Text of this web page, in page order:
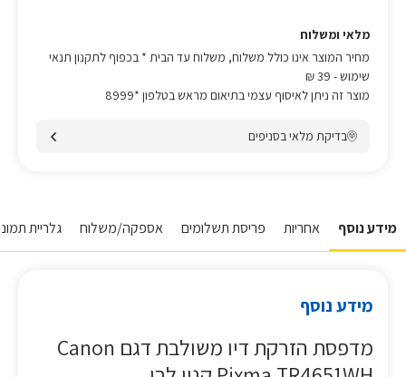
מלאי ומשלוח
מחיר המוצר אינו כולל משלוח, משלוח עד הבית * בכפוף לתקנון תנאי
שימוש- 39 ₪
מוצר זה ניתן לאיסוף עצמי בתיאום מראש בטלפון *8999
בדיקת מלאי בסניפים
מידע נוסף אחריות פריסת תשלומים אספקה/משלוח גלריית
מידע נוסף
מדפסת ‏הזרקת דיו ‏משולבת דגם Canon